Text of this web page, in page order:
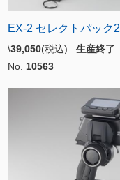
EX-2 セレクトパック2
\39,050(税込) 生産終了
No. 10563